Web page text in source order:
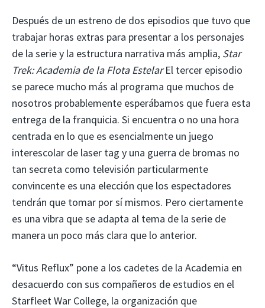
Después de un estreno de dos episodios que tuvo que
trabajar horas extras para presentar a los personajes
de la serie y la estructura narrativa más amplia, Star
Trek: Academia de la Flota EstelarEl tercer episodio
se parece mucho más al programa que muchos de
nosotros probablemente esperábamos que fuera esta
entrega de la franquicia. Si encuentra o no una hora
centrada en lo que es esencialmente un juego
interescolar de laser tag y una guerra de bromas no
tan secreta como televisión particularmente
convincente es una elección que los espectadores
tendrán que tomar por sí mismos. Pero ciertamente
es una vibra que se adapta al tema de la serie de
manera un poco más clara que lo anterior.
“Vitus Reflux” pone a los cadetes de la Academia en
desacuerdo con sus compañeros de estudios en el
Starfleet War College, la organización que